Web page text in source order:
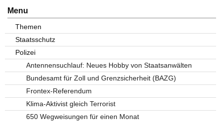
Menu
Themen
Staatsschutz
Polizei
Antennensuchlauf: Neues Hobby von Staatsanwälten
Bundesamt für Zoll und Grenzsicherheit (BAZG)
Frontex-Referendum
Klima-Aktivist gleich Terrorist
650 Wegweisungen für einen Monat